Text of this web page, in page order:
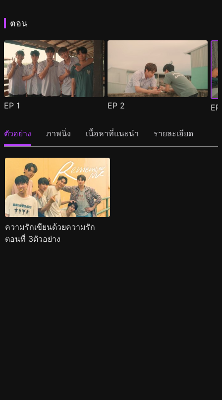
ตอน
EP 1 EP 2
ตัวอย่าง ภาพนิ่ง เนื้อหาที่แนะนำ รายละเอียด
ความรักเขียนด้วยความรัก
ตอนที่ 3ตัวอย่าง